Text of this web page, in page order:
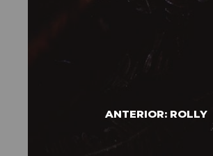
ANTERIOR: ROLLY